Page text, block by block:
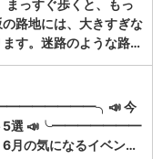
まっすぐ歩くと、もっ
路地には、大きすぎな
す。迷路のような路…
今
ト5選 📣╰━━━━━━━
気になるイベン…